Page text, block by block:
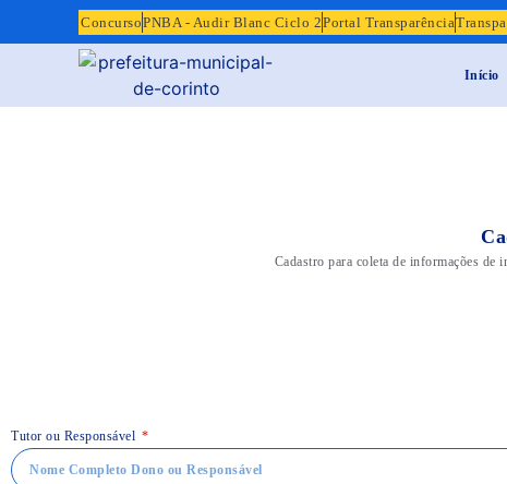
ConcursoPNBA - Audir Blanc Ciclo 2Portal Transparência
Início
Cadastro para coleta de informações de
Tutor ou Responsável